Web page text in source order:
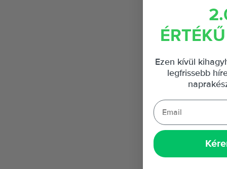
Ezen kívül
legfrissebb